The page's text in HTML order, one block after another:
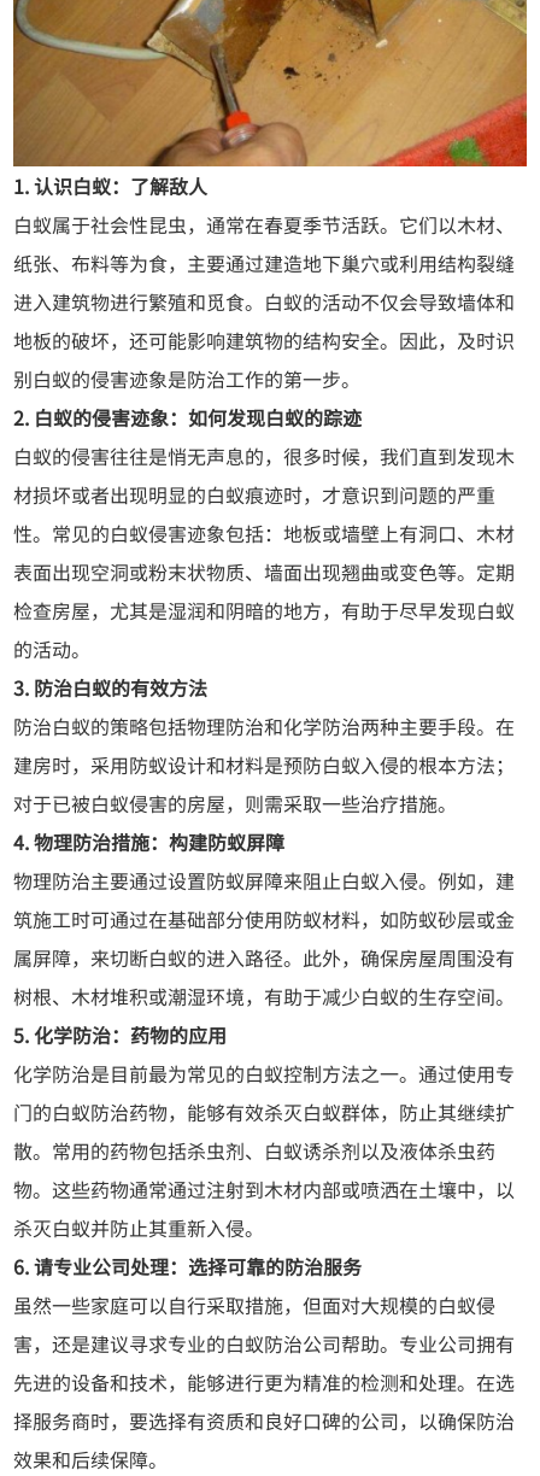
1. 认识白蚁：了解敌人
白蚁属于社会性昆虫，通常在春夏季节活跃。它们以木材、
纸张、布料等为食，主要通过建造地下巢穴或利用结构裂缝
进入建筑物进行繁殖和觅食。白蚁的活动不仅会导致墙体和
地板的破坏，还可能影响建筑物的结构安全。因此，及时识
别白蚁的侵害迹象是防治工作的第一步。
2. 白蚁的侵害迹象：如何发现白蚁的踪迹
白蚁的侵害往往是悄无声息的，很多时候，我们直到发现木
材损坏或者出现明显的白蚁痕迹时，才意识到问题的严重
性。常见的白蚁侵害迹象包括：地板或墙壁上有洞口、木材
表面出现空洞或粉末状物质、墙面出现翘曲或变色等。定期
检查房屋，尤其是湿润和阴暗的地方，有助于尽早发现白蚁
的活动。
3. 防治白蚁的有效方法
防治白蚁的策略包括物理防治和化学防治两种主要手段。在
建房时，采用防蚁设计和材料是预防白蚁入侵的根本方法；
对于已被白蚁侵害的房屋，则需采取一些治疗措施。
4. 物理防治措施：构建防蚁屏障
物理防治主要通过设置防蚁屏障来阻止白蚁入侵。例如，建
筑施工时可通过在基础部分使用防蚁材料，如防蚁砂层或金
属屏障，来切断白蚁的进入路径。此外，确保房屋周围没有
树根、木材堆积或潮湿环境，有助于减少白蚁的生存空间。
5. 化学防治：药物的应用
化学防治是目前最为常见的白蚁控制方法之一。通过使用专
门的白蚁防治药物，能够有效杀灭白蚁群体，防止其继续扩
散。常用的药物包括杀虫剂、白蚁诱杀剂以及液体杀虫药
物。这些药物通常通过注射到木材内部或喷洒在土壤中，以
杀灭白蚁并防止其重新入侵。
6. 请专业公司处理：选择可靠的防治服务
虽然一些家庭可以自行采取措施，但面对大规模的白蚁侵
害，还是建议寻求专业的白蚁防治公司帮助。专业公司拥有
先进的设备和技术，能够进行更为精准的检测和处理。在选
择服务商时，要选择有资质和良好口碑的公司，以确保防治
效果和后续保障。